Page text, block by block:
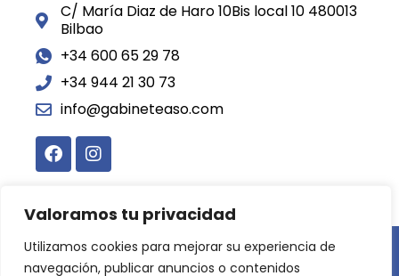
Valoramos tu privacidad
Utilizamos cookies para mejorar su experiencia de
navegación, publicar anuncios o contenidos
C/ María Diaz de Haro 10Bis local 10 480013
Bilbao
+34 600 65 29 78
+34 944 21 30 73
info@gabineteaso.com
Copyright © 2024 Gabinete ASO. All Rights Reserved.
Desarrollado porLoDigitalizo.com